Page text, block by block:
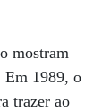
mostram
Em 1989, o
trazer ao